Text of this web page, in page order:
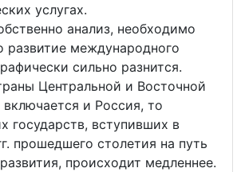
услугах.
анализ, необходимо
развитие международного
сильно разнится.
Центральной и Восточной
и Россия, то
государств, вступивших в
прошедшего столетия на путь
происходит медленнее.